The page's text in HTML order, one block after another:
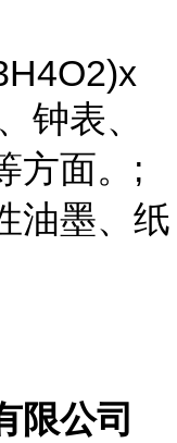
钟表、
方面。;
油墨、纸
限公司